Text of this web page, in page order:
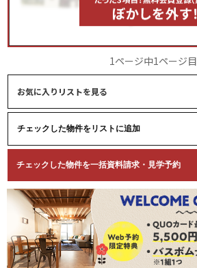
1ページ中1ページ目
お気に入りリストを見る